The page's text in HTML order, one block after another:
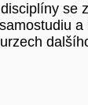
se